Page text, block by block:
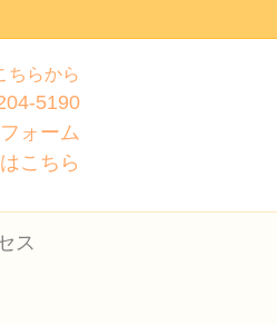
ちらから
5190
ォーム
こちら
ス